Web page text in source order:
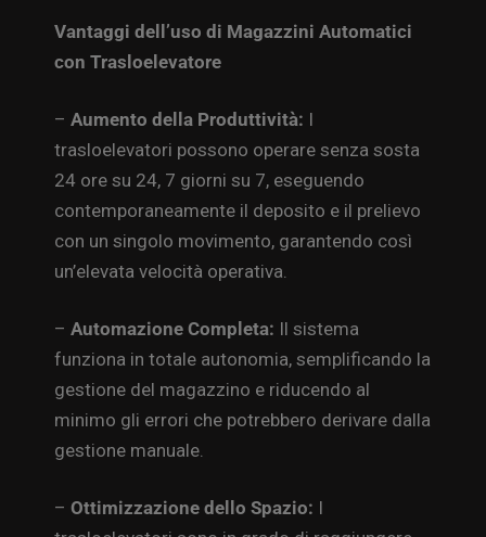
Vantaggi dell’uso di Magazzini Automatici
con Trasloelevatore
– Aumento della Produttività: I
trasloelevatori possono operare senza sosta
24 ore su 24, 7 giorni su 7, eseguendo
contemporaneamente il deposito e il prelievo
con un singolo movimento, garantendo così
un’elevata velocità operativa.
– Automazione Completa: Il sistema
funziona in totale autonomia, semplificando la
gestione del magazzino e riducendo al
minimo gli errori che potrebbero derivare dalla
gestione manuale.
– Ottimizzazione dello Spazio: I